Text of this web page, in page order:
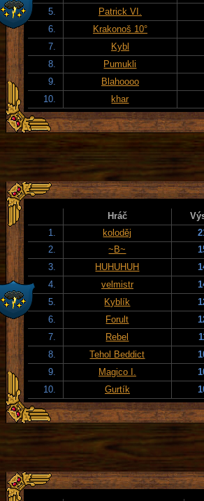
5.
Patrick VI.
6.
Krakonoš 10°
7.
Kybl
8.
Pumukli
9.
Blahoooo
10.
khar
Hráč
1.
koloděj
2.
~B~
3.
HUHUHUH
4.
velmistr
5.
Kyblík
6.
Forult
7.
Rebel
8.
Tehol Beddict
9.
Magico I.
10.
Gurtík